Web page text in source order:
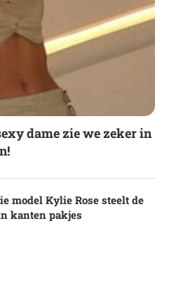
dame zie we zeker in
model Kylie Rose steelt de
kanten pakjes